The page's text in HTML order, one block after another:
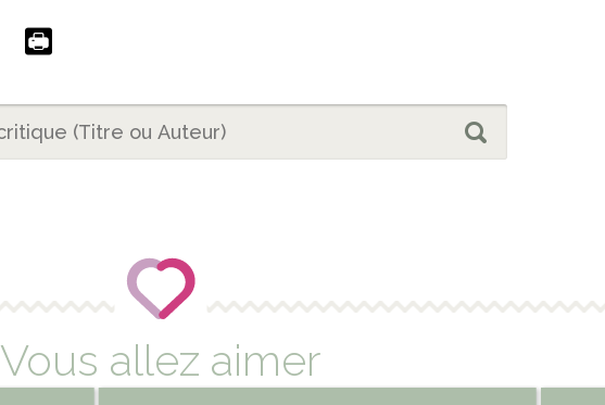
Vous allez aimer